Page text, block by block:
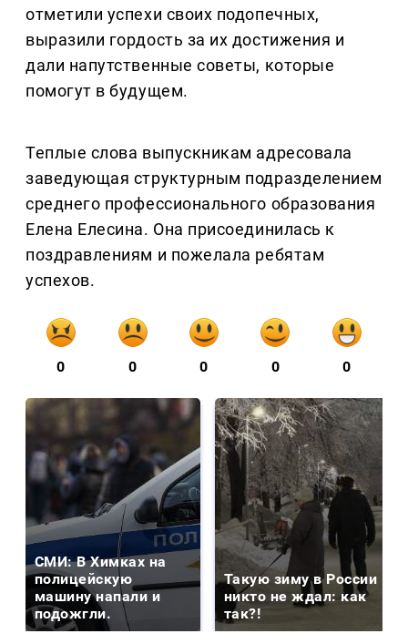
отметили успехи своих подопечных,
выразили гордость за их достижения и
дали напутственные советы, которые
помогут в будущем.
Теплые слова выпускникам адресовала
заведующая структурным подразделением
среднего профессионального образования
Елена Елесина. Она присоединилась к
поздравлениям и пожелала ребятам
успехов.
0 0 0 0 0
СМИ: В Химках на
полицейскую
машину напали и
подожгли.
Такую зиму в России
никто не ждал: как
так?!